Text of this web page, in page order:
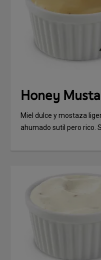
Honey
Miel dulce y mostaza
ahumado sutil pero rico.